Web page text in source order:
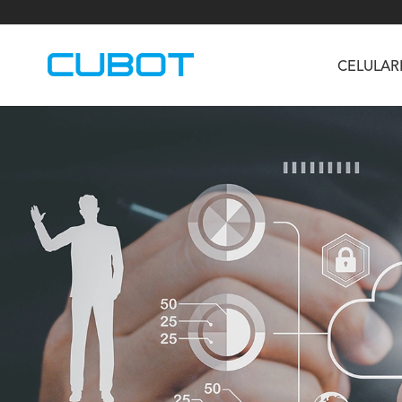
KINGKONG DURA KINGKONG E1
TAB KingKong S TAB KingKong MiNi
U2
Neo 1a